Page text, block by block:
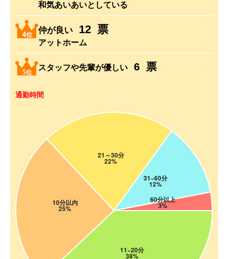
和気あいあいとしている
仲が良い 10 票
アットホーム
スタッフや先輩が優しい 5 票
通勤時間